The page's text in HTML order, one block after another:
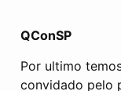
QConSP
Por ultimo
convidado pelo